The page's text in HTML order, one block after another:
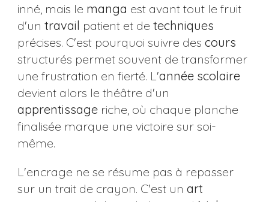
inné, mais le manga est avant tout le fruit
d'un travail patient et de techniques
précises. C'est pourquoi suivre des cours
structurés permet souvent de transformer
une frustration en fierté. L'année scolaire
devient alors le théâtre d'un
apprentissageriche, où chaque planche
finalisée marque une victoire sur soi-
même.
L'encrage ne se résume pas à repasser
sur un trait de crayon. C'est un art